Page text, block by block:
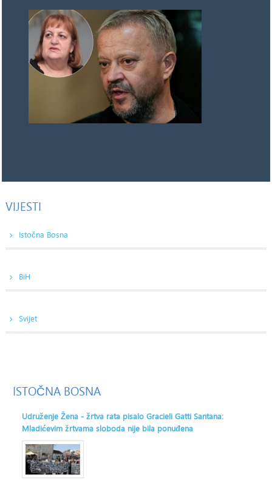
VIJESTI
Istočna Bosna
BiH
Svijet
ISTOČNA BOSNA
Udruženje Žena - žrtva rata pisalo Gracieli Gatti Santana:
Mladićevim žrtvama sloboda nije bila ponuđena